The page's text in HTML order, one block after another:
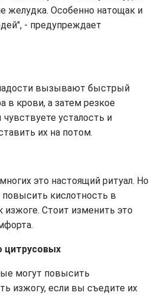
желудка. Особенно натощак и
- предупреждает
вызывают быстрый
в крови, а затем резкое
усталость и
их на потом.
это настоящий ритуал. Но
кислотность в
изжоге. Стоит изменить это
цитрусовых
могут повысить
изжогу, если вы съедите их